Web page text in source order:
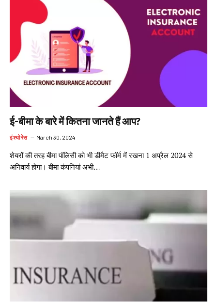
ई-बीमा के बारे में कितना जानते हैं आप?
इंश्योरेंस March 30, 2024
शेयरों की तरह बीमा पॉलिसी को भी डीमैट फॉर्म में रखना 1 अप्रैल 2024 से
अनिवार्य होगा। बीमा कंपनियां अभी…